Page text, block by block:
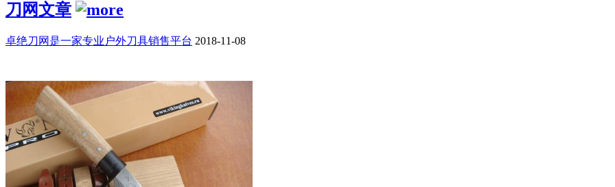
刀网文章
卓绝刀网是一家专业户外刀具销售平台 2018-11-08